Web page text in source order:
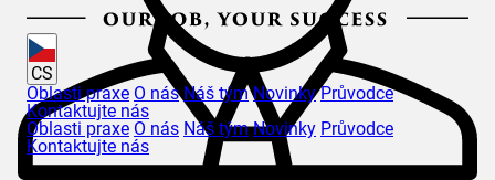
CS
Oblasti praxe O nás Náš tým Novinky Průvodce
Kontaktujte nás
Oblasti praxe O nás Náš tým Novinky Průvodce
Kontaktujte nás